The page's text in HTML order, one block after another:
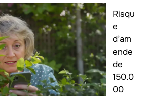
Risqu
e
d’am
ende
de
150.0
00